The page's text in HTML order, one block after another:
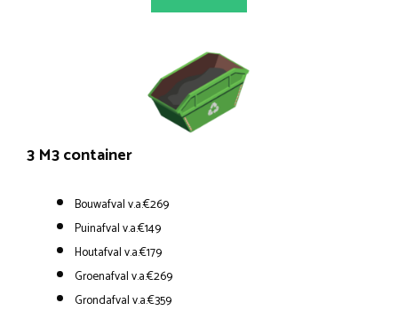
3 M3 container
Bouwafval v.a.€269
Puinafval v.a.€149
Houtafval v.a.€179
Groenafval v.a.€269
Grondafval v.a.€359